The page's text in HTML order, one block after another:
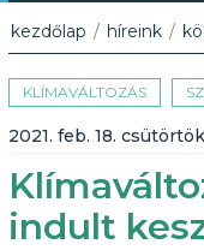
kezdőlap / híreink /
KLÍMAVÁLTOZÁS
2021. feb. 18. csütörtök
indult